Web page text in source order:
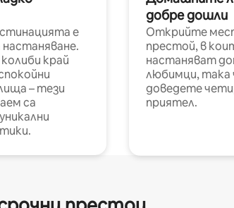
е
край
– тези
са
добре дошли
Открийте
престой, в
настаняват
любимци, така
доведете
приятел.